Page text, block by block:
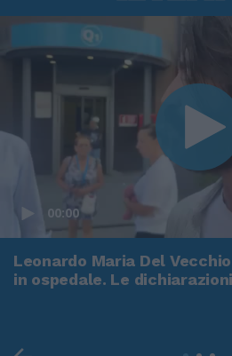
00:00
Leonardo Maria Del
in ospedale. Le